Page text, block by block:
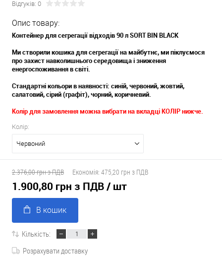
Відгуків: 0
Опис товару:
Контейнер для сегрегації відходів 90 л SORT BIN BLACK
Ми створили кошика для сегрегації на майбутнє, ми піклуємося
про захист навколишнього середовища і зниження
енергоспоживання в світі.
Стандартні кольори в наявності: синій, червоний, жовтий,
салатовий, сірий (графіт), чорний, коричневий.
Колір для замовлення можна вибрати на вкладці КОЛІР нижче.
Колір:
Червоний
2.376,00 грн з ПДВ Економія: 475,20 грн з ПДВ
1.900,80 грн з ПДВ/ шт
В кошик
Кількість:
Розрахувати доставку